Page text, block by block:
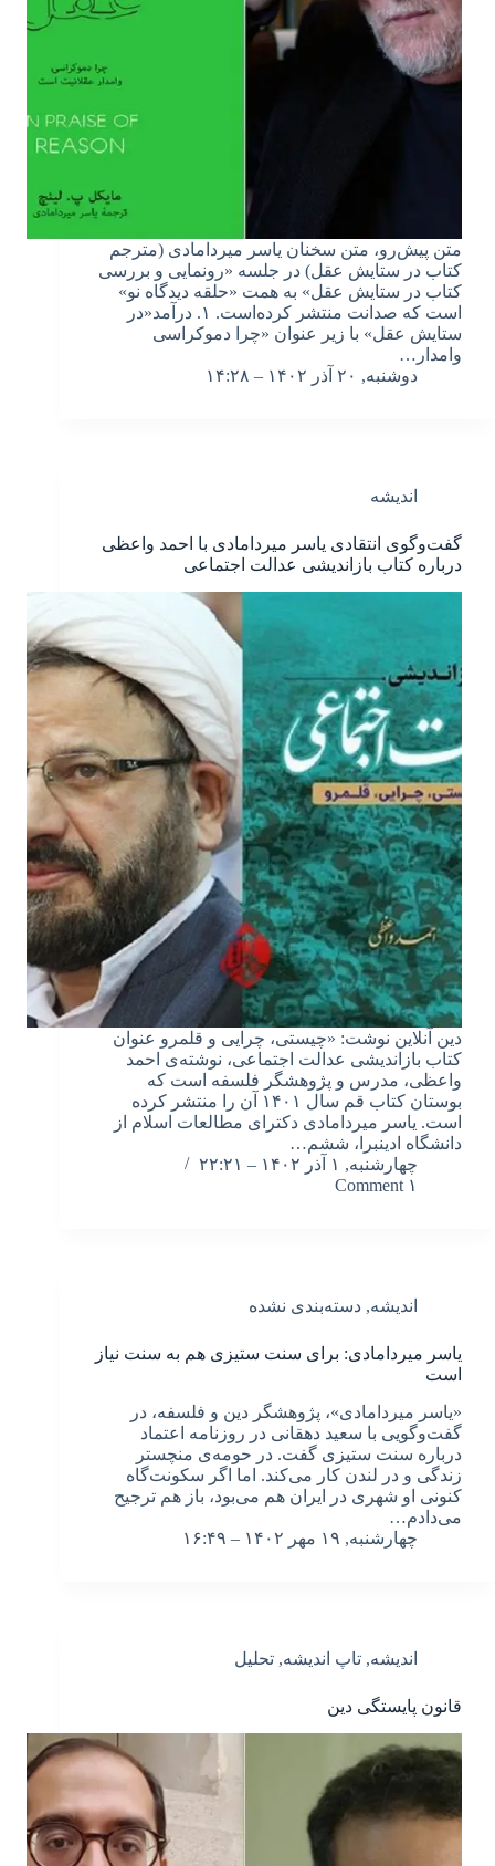
متن پیش‌رو، متن سخنان یاسر میردامادی (مترجم
کتاب در ستایش عقل) در جلسه «رونمایی و بررسی
کتاب در ستایش عقل» به همت «حلقه دیدگاه نو»
است که صدانت منتشر کرده‌است. ۱. درآمد«در
ستایش عقل» با زیر عنوان «چرا دموکراسی
وامدار…
دوشنبه, ۲۰ آذر ۱۴۰۲ – ۱۴:۲۸
اندیشه
گفت‌وگوی انتقادی یاسر میردامادی با احمد واعظی
درباره کتاب بازاندیشی عدالت اجتماعی
دین آنلاین نوشت: «چیستی، چرایی و قلمرو عنوان
کتاب بازاندیشی عدالت اجتماعی، نوشته‌ی احمد
واعظی، مدرس و پژوهشگر فلسفه است که
بوستان کتاب قم سال ۱۴۰۱ آن را منتشر کرده
است. یاسر میردامادی دکترای مطالعات اسلام از
دانشگاه ادینبرا، ششم…
چهارشنبه, ۱ آذر ۱۴۰۲ – ۲۲:۲۱
۱ Comment
اندیشه, دسته‌بندی نشده
یاسر میردامادی: برای سنت ستیزی هم به سنت نیاز
است
«یاسر میردامادی»، پژوهشگر دین و فلسفه، در
گفت‌وگویی با سعید دهقانی در روزنامه اعتماد
درباره سنت ستیزی گفت. در حومه‌ی منچستر
زندگی و در لندن کار می‌کند. اما اگر سکونت‌گاه
کنونی‌ او شهری در ایران هم می‌بود، باز هم ترجیح
می‌دادم…
چهارشنبه, ۱۹ مهر ۱۴۰۲ – ۱۶:۴۹
اندیشه, تاپ اندیشه, تحلیل
قانون پایستگی دین